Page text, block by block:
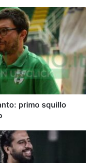
primo squillo